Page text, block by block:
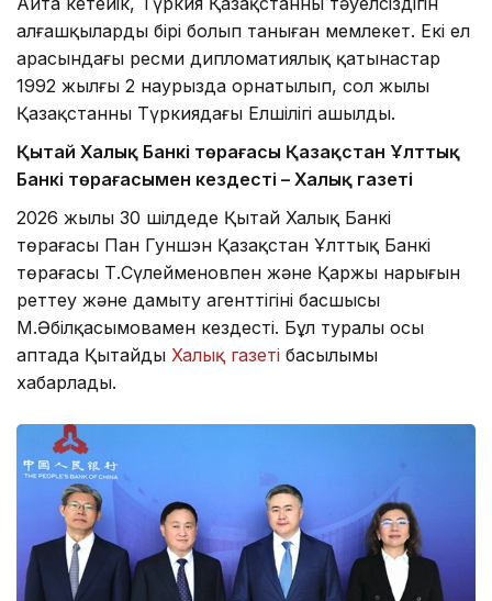
алғашқылардың бірі болып таныған мемлекет. Екі ел
арасындағы ресми дипломатиялық қатынастар
1992 жылғы 2 наурызда орнатылып, сол жылы
Қазақстанның Түркиядағы Елшілігі ашылды.
Қытай Халық Банкі төрағасы Қазақстан Ұлттық
Банкі төрағасымен кездесті – Халық газеті
2026 жылы 30 шілдеде Қытай Халық Банкі
төрағасы Пан Гуншэн Қазақстан Ұлттық Банкі
төрағасы Т.Сүлейменовпен және Қаржы нарығын
реттеу және дамыту агенттігінің басшысы
М.Әбілқасымовамен кездесті. Бұл туралы осы
аптада Қытайдың Халық газеті басылымы
хабарлады.